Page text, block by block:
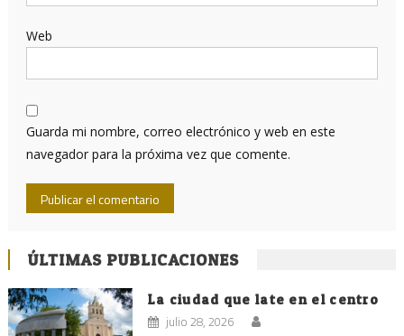
Web
Guarda mi nombre, correo electrónico y web en este
navegador para la próxima vez que comente.
ÚLTIMAS PUBLICACIONES
La ciudad que late en el centro
julio 28, 2026